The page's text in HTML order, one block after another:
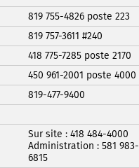
819 755-4826 poste 223
819 757-3611 #240
418 775-7285 poste 2170
450 961-2001 poste 4000
819-477-9400
Sur site : 418 484-4000
Administration : 581 983-
6815